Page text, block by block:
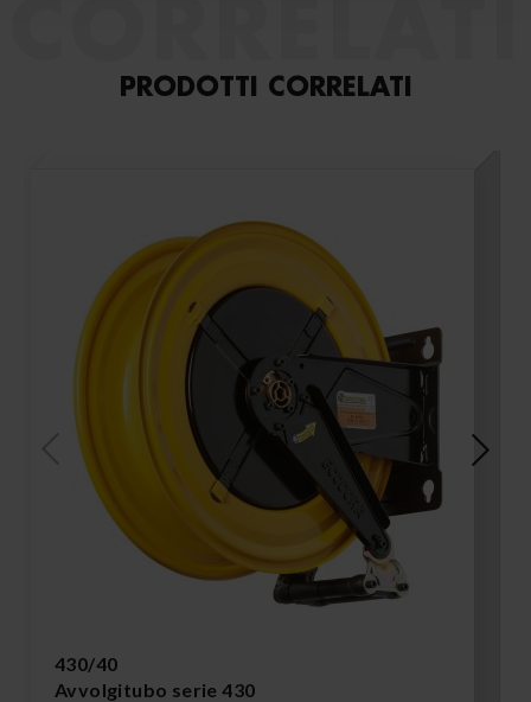
PRODOTTI CORRELATI
430/40
Avvolgitubo serie 430